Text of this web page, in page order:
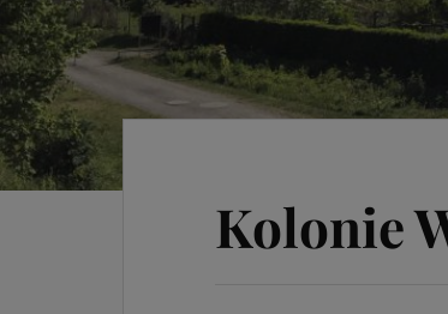
Kolonie